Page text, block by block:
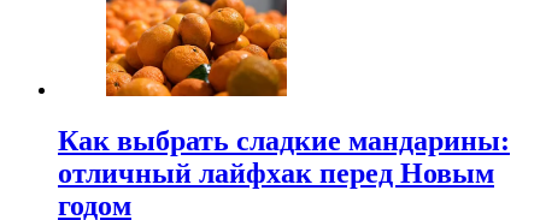
Как выбрать сладкие мандарины:
отличный лайфхак перед Новым
годом